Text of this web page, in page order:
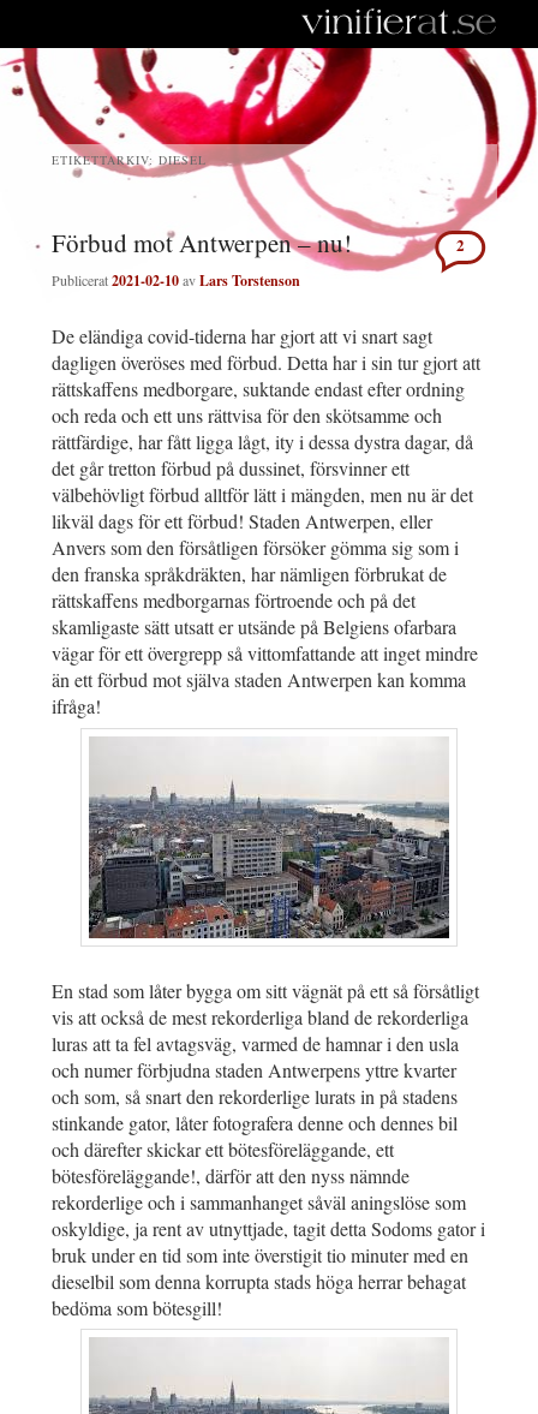
ETIKETTARKIV: DIESEL
Förbud mot Antwerpen – nu!
Publicerat2021-02-10avLars Torstenson
2
De eländiga covid-tiderna har gjort att vi snart sagt
dagligen överöses med förbud. Detta har i sin tur gjort att
rättskaffens medborgare, suktande endast efter ordning
och reda och ett uns rättvisa för den skötsamme och
rättfärdige, har fått ligga lågt, ity i dessa dystra dagar, då
det går tretton förbud på dussinet, försvinner ett
välbehövligt förbud alltför lätt i mängden, men nu är det
likväl dags för ett förbud! Staden Antwerpen, eller
Anvers som den försåtligen försöker gömma sig som i
den franska språkdräkten, har nämligen förbrukat de
rättskaffens medborgarnas förtroende och på det
skamligaste sätt utsatt er utsände på Belgiens ofarbara
vägar för ett övergrepp så vittomfattande att inget mindre
än ett förbud mot själva staden Antwerpen kan komma
ifråga!
En stad som låter bygga om sitt vägnät på ett så försåtligt
vis att också de mest rekorderliga bland de rekorderliga
luras att ta fel avtagsväg, varmed de hamnar i den usla
och numer förbjudna staden Antwerpens yttre kvarter
och som, så snart den rekorderlige lurats in på stadens
stinkande gator, låter fotografera denne och dennes bil
och därefter skickar ett bötesföreläggande, ett
bötesföreläggande!, därför att den nyss nämnde
rekorderlige och i sammanhanget såväl aningslöse som
oskyldige, ja rent av utnyttjade, tagit detta Sodoms gator i
bruk under en tid som inte överstigit tio minuter med en
dieselbil som denna korrupta stads höga herrar behagat
bedöma som bötesgill!